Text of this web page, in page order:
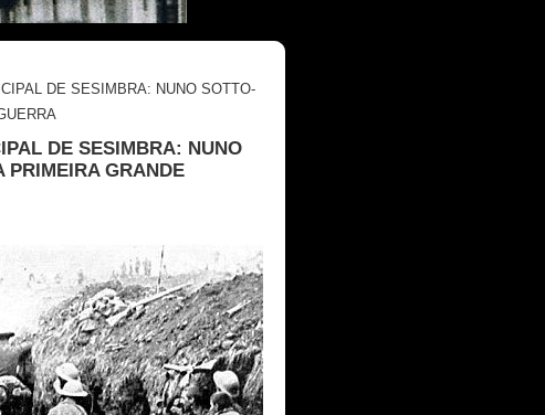
DE SESIMBRA: NUNO SOTTO-
DE SESIMBRA: NUNO
PRIMEIRA GRANDE